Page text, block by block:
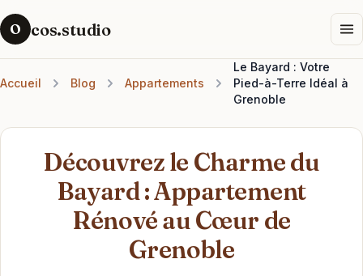
O cos.studio
Accueil Blog Appartements
Le Bayard : Votre
Pied-à-Terre Idéal à
Grenoble
Découvrez le Charme du
Bayard : Appartement
Rénové au Cœur de
Grenoble